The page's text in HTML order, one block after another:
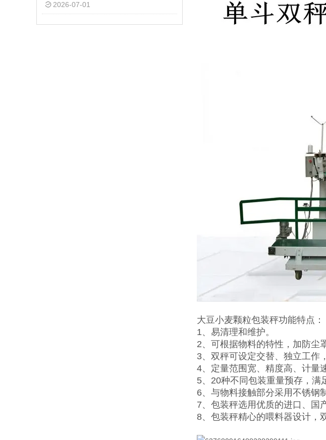
2026-07-01
大豆小麦颗粒包装秤功能特点：
1、易清理和维护。
2、可根据物料的特性，加防尘
3、双秤可设定交替、独立工作
4、定量范围宽、精度高、计量
5、20种不同包装重量预存，满
6、与物料接触部分采用不锈钢
7、包装秤选用优质的进口、国
8、包装秤精心的喂料器设计，